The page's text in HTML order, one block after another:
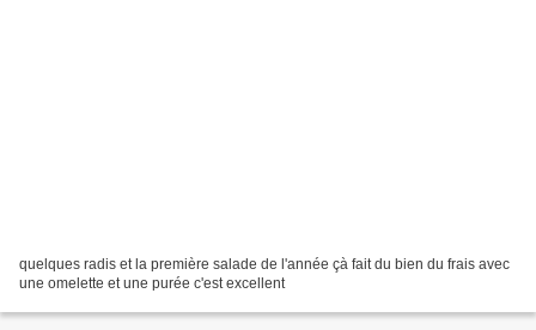
quelques radis et la première salade de l'année çà fait du bien du frais avec
une omelette et une purée c'est excellent